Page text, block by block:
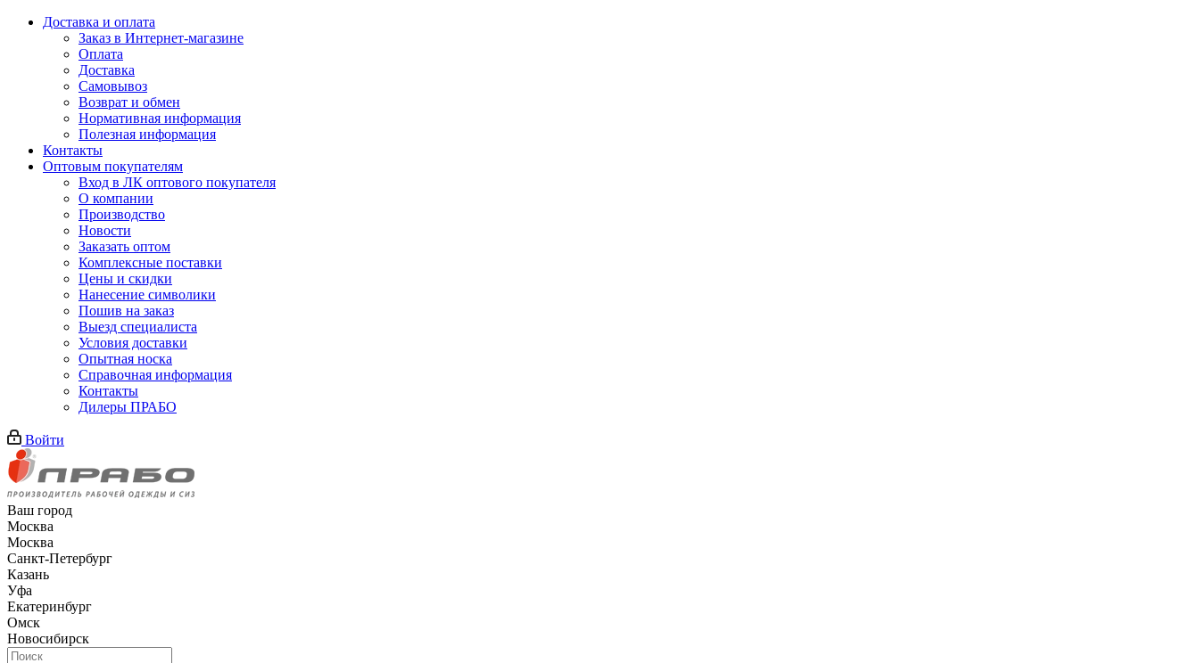
Доставка и оплата
Заказ в Интернет-магазине
Оплата
Доставка
Самовывоз
Возврат и обмен
Нормативная информация
Полезная информация
Контакты
Оптовым покупателям
Вход в ЛК оптового покупателя
О компании
Производство
Новости
Заказать оптом
Комплексные поставки
Цены и скидки
Нанесение символики
Пошив на заказ
Выезд специалиста
Условия доставки
Опытная носка
Справочная информация
Контакты
Дилеры ПРАБО
Войти
Ваш город
Москва
Москва
Санкт-Петербург
Казань
Уфа
Екатеринбург
Омск
Новосибирск